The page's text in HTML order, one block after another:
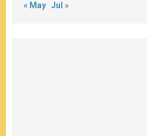
« May Jul »